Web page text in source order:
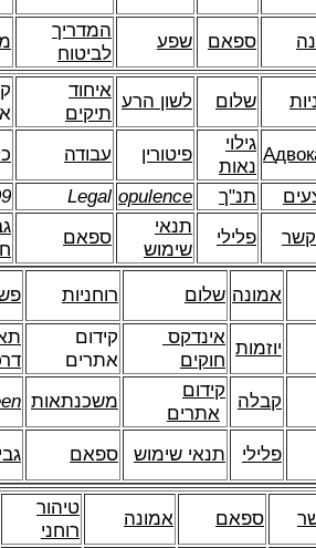
המדריך
לביטוח
שפע ספאם
איחוד
תיקים
לשון הרע שלום
עבודה פיטורין
גילוי
נאות
А
Legal opulence תנ"ך
ספאם
תנאי
שימוש
פלילי קשר
רוחניות שלום אמונה
קידום
אתרים
חוקים
יוזמות
משכנתאות
קידום
אתרים
קבלה
ספאם תנאי שימוש פלילי
טיהור
רוחני
אמונה ספאם